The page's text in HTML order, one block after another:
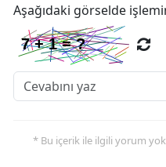
Aşağıdaki görselde
* Bu içerik ile ilgili yorum